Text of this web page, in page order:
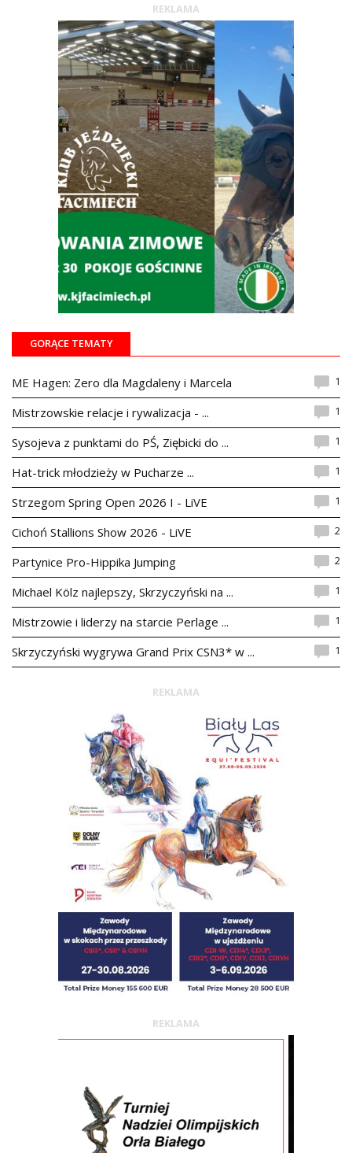
REKLAMA
GORĄCE TEMATY
ME Hagen: Zero dla Magdaleny i Marcela 1
Mistrzowskie relacje i rywalizacja - ... 1
Sysojeva z punktami do PŚ, Ziębicki do ... 1
Hat-trick młodzieży w Pucharze ... 1
Strzegom Spring Open 2026 I - LiVE 1
Cichoń Stallions Show 2026 - LiVE 2
Partynice Pro-Hippika Jumping 2
Michael Kölz najlepszy, Skrzyczyński na ... 1
Mistrzowie i liderzy na starcie Perlage ... 1
Skrzyczyński wygrywa Grand Prix CSN3* w ... 1
REKLAMA
REKLAMA